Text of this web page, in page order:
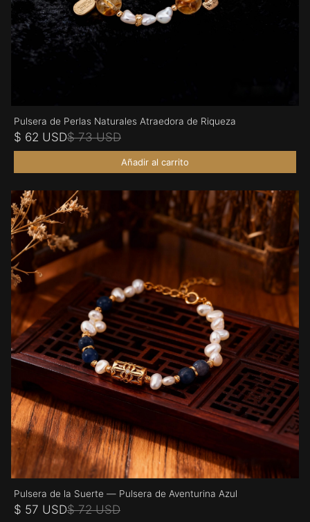
Pulsera de Perlas Naturales Atraedora de Riqueza
$ 62 USD$ 73 USD
Añadir al carrito
Pulsera de la Suerte — Pulsera de Aventurina Azul
$ 57 USD$ 72 USD